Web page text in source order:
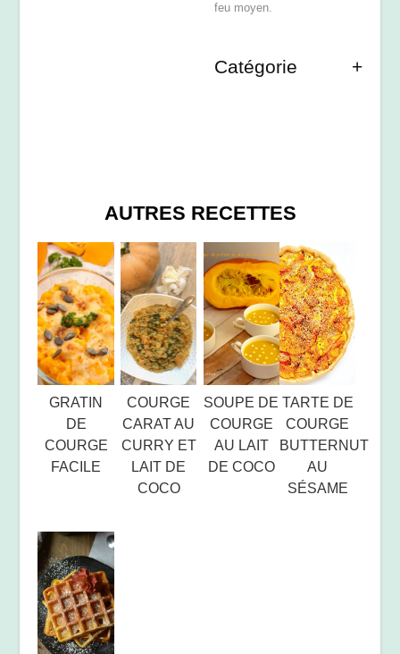
feu moyen.
Catégorie
AUTRES RECETTES
GRATIN
DE
COURGE
FACILE
COURGE
CARAT AU
CURRY ET
LAIT DE
COCO
SOUPE DE
COURGE
AU LAIT
DE COCO
TARTE DE
COURGE
BUTTERNUT
AU
SÉSAME